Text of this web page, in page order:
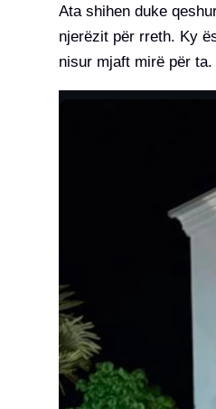
Ata shihen duke
njerëzit për rreth. Ky
nisur mjaft mirë për